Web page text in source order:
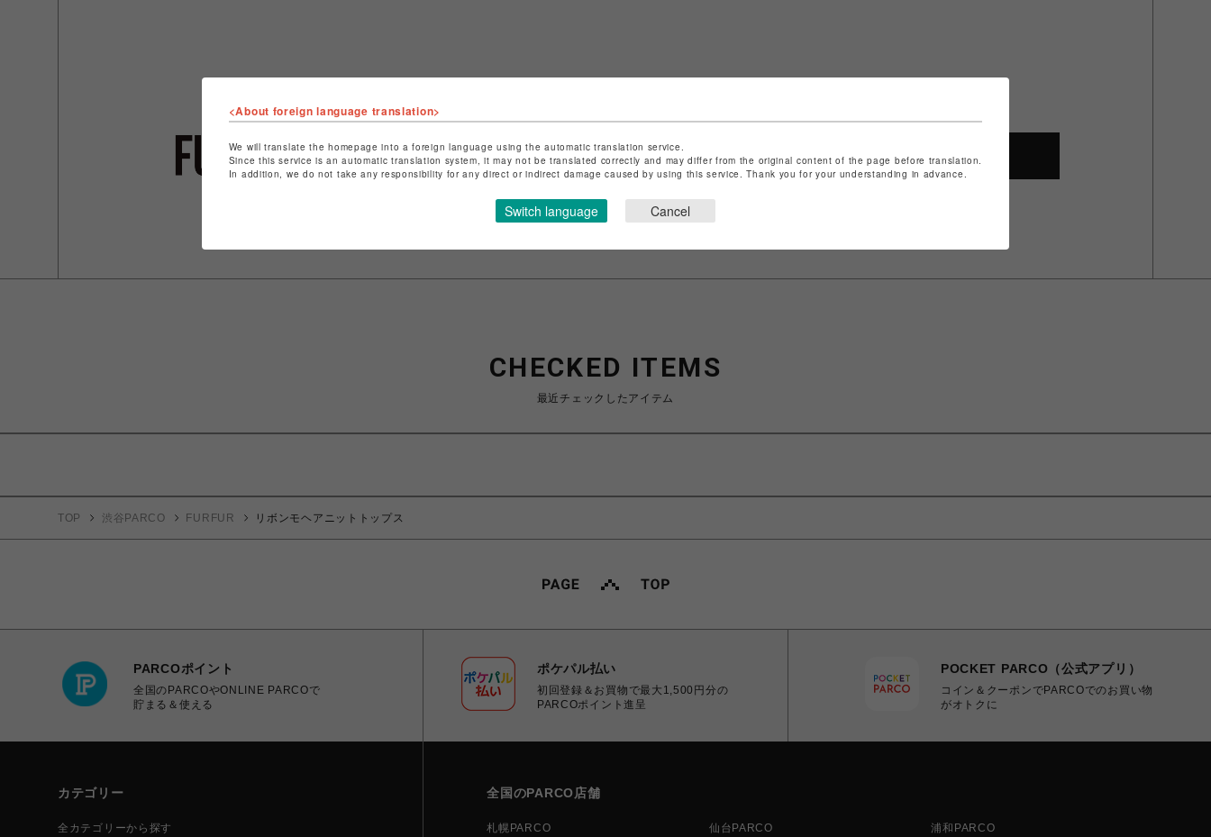
ショップ名
特定商取引法など法令に基づく表記はこちら
ショップお問い合わせはこちら
SHOP TOP
CHECKED ITEMS
最近チェックしたアイテム
TOP 渋谷PARCO FURFUR リボンモヘアニットトップス
PARCOポイント
全国のPARCOやONLINE PARCOで
貯まる＆使える
ポケパル払い
初回登録＆お買物で最大1,500円分の
PARCOポイント進呈
POCKET PARCO（公式アプリ）
コイン＆クーポンでPARCOでのお買い物
がオトクに
カテゴリー
全カテゴリーから探す
全国のPARCO店舗
札幌PARCO 仙台PARCO
浦和PARCO
<About foreign language translation>
We will translate the homepage into a foreign language using the automatic translation service.
Since this service is an automatic translation system, it may not be translated correctly and may differ from the original content of the page before translation.
In addition, we do not take any responsibility for any direct or indirect damage caused by using this service. Thank you for your understanding in advance.
Switch language Cancel